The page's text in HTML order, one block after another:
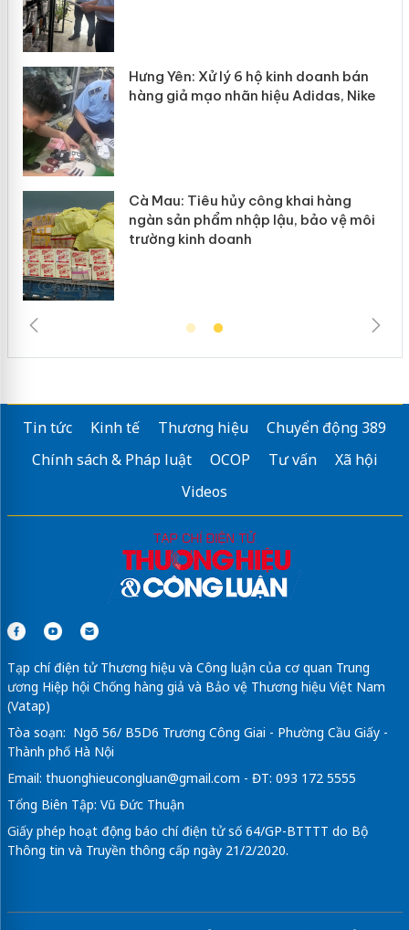
doanh bán
Nike
bảo vệ môi
Bảo vệ thương hiệu từ gốc:
“mất bò mới lo làm chuồng”
Khẩn trương xác minh, xử lý
Slimaura Care x3 sử dụng
giả mạo
Tin tức Kinh tế Thương hiệu
Chuyển động 389
Chính sách & Pháp luật
OCOP Tư vấn
Xã hội
Videos
Tạp chí điện tử Thương hiệu và Công luận của cơ quan Trung
ương Hiệp hội Chống hàng giả và Bảo vệ Thương hiệu Việt Nam
(Vatap)
Tòa soạn: Ngõ 56/ B5D6 Trương Công Giai - Phường Cầu Giấy -
Thành phố Hà Nội
Email: thuonghieucongluan@gmail.com - ĐT: 093 172 5555
Tổng Biên Tập: Vũ Đức Thuận
Giấy phép hoạt động báo chí điện tử số 64/GP-BTTTT do Bộ
Thông tin và Truyền thông cấp ngày 21/2/2020.